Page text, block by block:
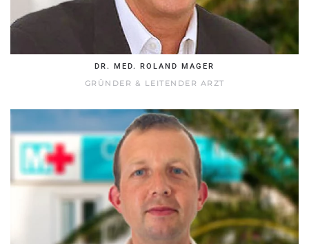
DR. MED. ROLAND MAGER
GRÜNDER & LEITENDER ARZT